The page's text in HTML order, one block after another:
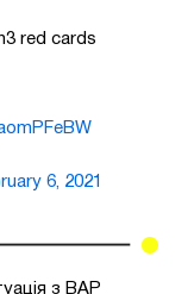
red cards
6, 2021
з ВАР